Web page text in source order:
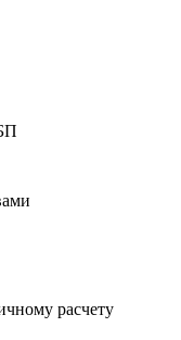
расчету